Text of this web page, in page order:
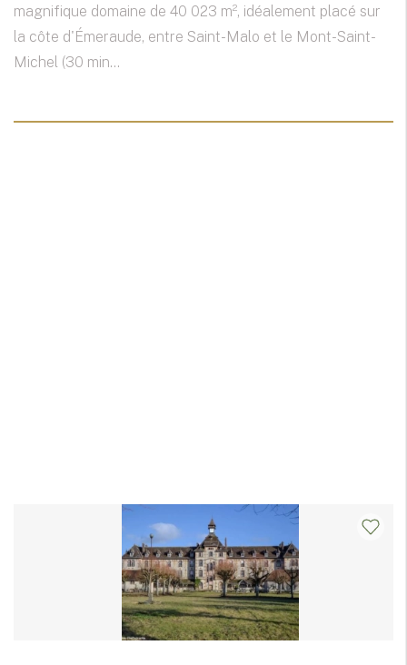
magnifique domaine de 40 023 m², idéalement placé sur
la côte d'Émeraude, entre Saint-Malo et le Mont-Saint-
Michel (30 min...